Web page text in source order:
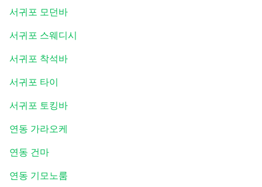
서귀포 모던바
서귀포 스웨디시
서귀포 착석바
서귀포 타이
서귀포 토킹바
연동 가라오케
연동 건마
연동 기모노룸